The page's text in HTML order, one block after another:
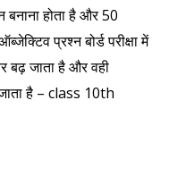
होता है और 50
प्रश्न बोर्ड परीक्षा में
बढ़ जाता है और वही
है – class 10th